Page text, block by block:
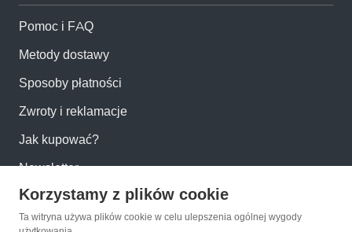
Pomoc i FAQ
Metody dostawy
Sposoby płatności
Zwroty i reklamacje
Jak kupować?
Newsletter
Konto
Korzystamy z plików cookie
Ta witryna używa plików cookie w celu ulepszenia ogólnej wygody